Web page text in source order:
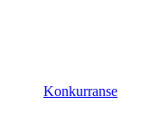
Konkurranse